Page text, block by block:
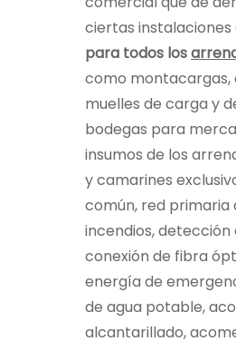
ciertas instalaciones
para todos los
como montacargas,
muelles de carga y
bodegas para
insumos de los
y camarines
común, red primaria
incendios, detección
conexión de fibra
energía de
de agua potable,
alcantarillado,